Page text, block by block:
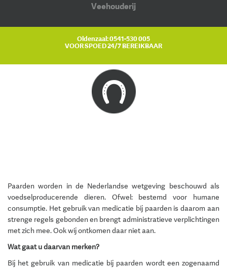
Veehouderij
Oldenzaal:0541-530 005
VOOR SPOED 24/7 BEREIKBAAR
Paarden worden in de Nederlandse wetgeving beschouwd als
voedselproducerende dieren. Ofwel: bestemd voor humane
consumptie. Het gebruik van medicatie bij paarden is daarom aan
strenge regels gebonden en brengt administratieve verplichtingen
met zich mee. Ook wij ontkomen daar niet aan.
Wat gaat u daarvan merken?
Bij het gebruik van medicatie bij paarden wordt een zogenaamd